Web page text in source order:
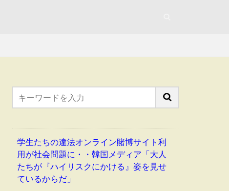
学生たちの違法オンライン賭博サイト利
用が社会問題に・・韓国メディア「大人
たちが『ハイリスクにかける』姿を見せ
ているからだ」